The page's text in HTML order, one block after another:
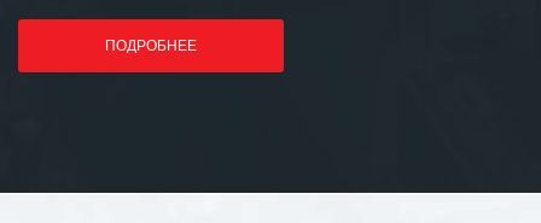
ПОДРОБНЕЕ